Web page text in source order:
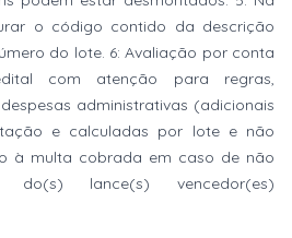
o código contido da descrição
do lote. 6: Avaliação por conta
com atenção para regras,
administrativas (adicionais
e calculadas por lote e não
à multa cobrada em caso de não
do(s) lance(s) vencedor(es)